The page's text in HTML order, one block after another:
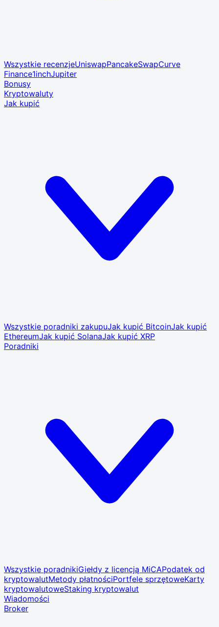
Wszystkie recenzjeUniswapPancakeSwapCurve
Finance1inchJupiter
Bonusy
Kryptowaluty
Jak kupić
Wszystkie poradniki zakupuJak kupić BitcoinJak kupić
EthereumJak kupić SolanaJak kupić XRP
Poradniki
Wszystkie poradnikiGiełdy z licencją MiCAPodatek od
kryptowalutMetody płatnościPortfele sprzętoweKarty
kryptowalutoweStaking kryptowalut
Wiadomości
Broker